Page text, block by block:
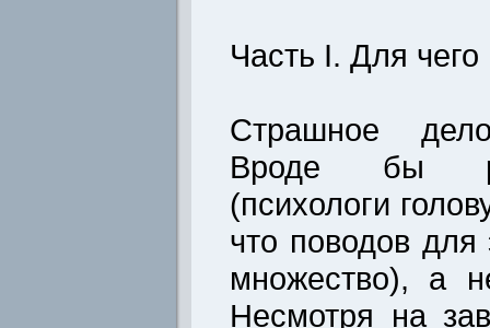
Часть I. Для
Страшное
Вроде бы
(психологи
что поводов для
множество), а
Несмотря на